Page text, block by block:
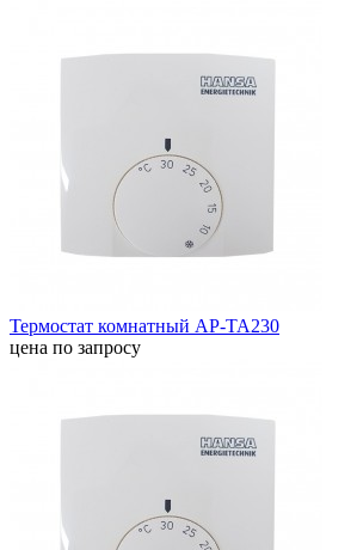
Термостат комнатный AP-TA230
цена по запросу